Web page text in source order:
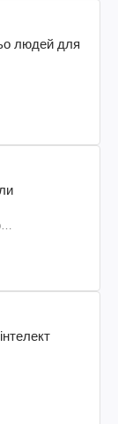
людей для